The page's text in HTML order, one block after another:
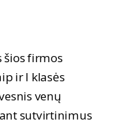
firmos
ir I klasės
venų
sutvirtinimus